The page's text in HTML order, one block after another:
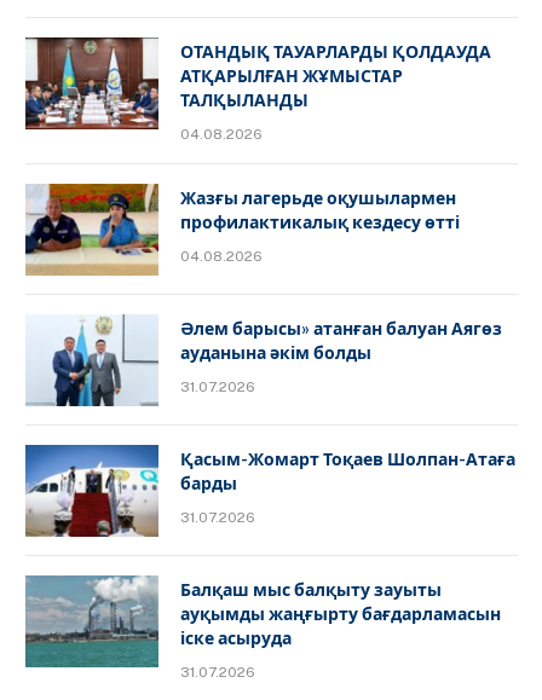
ОТАНДЫҚ ТАУАРЛАРДЫ ҚОЛДАУДА
АТҚАРЫЛҒАН ЖҰМЫСТАР
ТАЛҚЫЛАНДЫ
04.08.2026
Жазғы лагерьде оқушылармен
профилактикалық кездесу өтті
04.08.2026
Әлем барысы» атанған балуан Аягөз
ауданына әкім болды
31.07.2026
Қасым-Жомарт Тоқаев Шолпан-Атаға
барды
31.07.2026
Балқаш мыс балқыту зауыты
ауқымды жаңғырту бағдарламасын
іске асыруда
31.07.2026